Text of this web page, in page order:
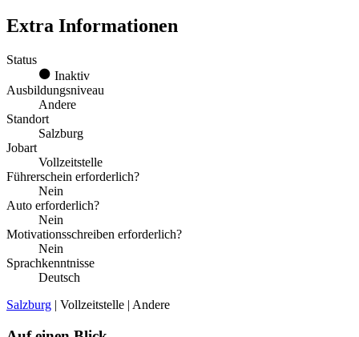
Extra Informationen
Status
Inaktiv
Ausbildungsniveau
Andere
Standort
Salzburg
Jobart
Vollzeitstelle
Führerschein erforderlich?
Nein
Auto erforderlich?
Nein
Motivationsschreiben erforderlich?
Nein
Sprachkenntnisse
Deutsch
Salzburg | Vollzeitstelle | Andere